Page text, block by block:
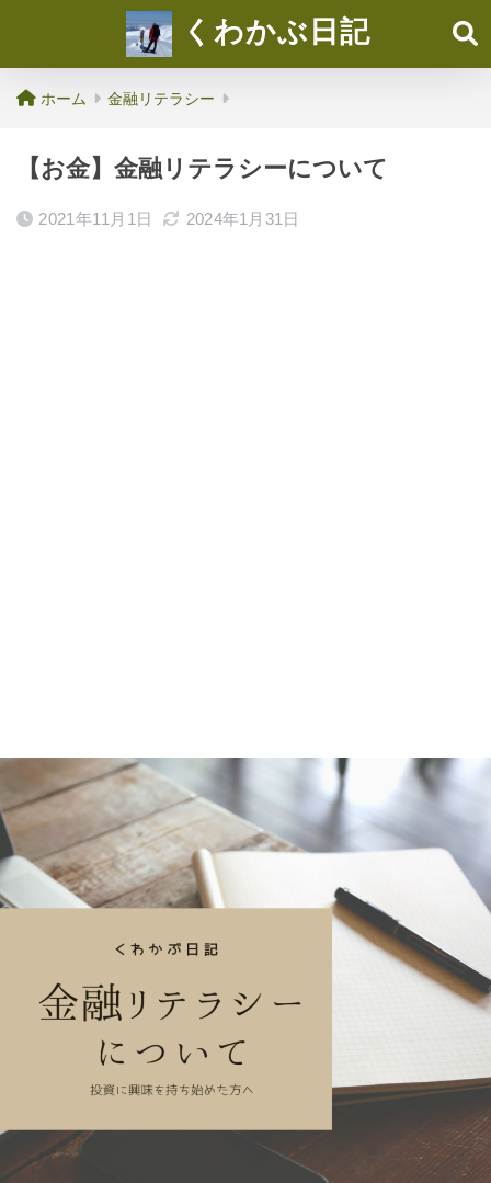
くわかぶ日記
ホーム 金融リテラシー
【お金】金融リテラシーについて
2021年11月1日 2024年1月31日